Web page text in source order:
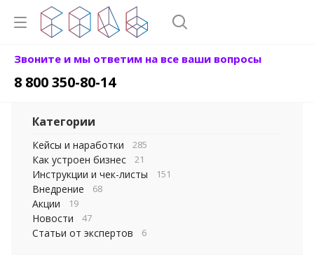
Звоните и мы ответим на все ваши вопросы
8 800 350-80-14
Категории
Кейсы и наработки 285
Как устроен бизнес 21
Инструкции и чек-листы 151
Внедрение 68
Акции 19
Новости 47
Статьи от экспертов 6